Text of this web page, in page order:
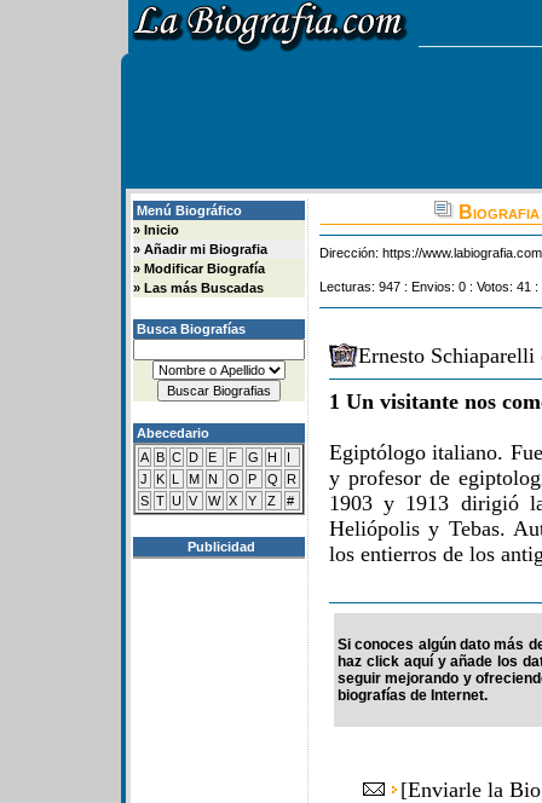
Menú Biográfico
» Inicio
» Añadir mi Biografia
» Modificar Biografía
» Las más Buscadas
Busca Biografías
Abecedario
A B C D E F G H
I
J
K L M N O P Q
R
S T U V W X Y Z #
Publicidad
Dirección: https://
Lecturas: 947 : Envios: 0 : Votos: 41
Ernesto
1 Un visitante nos
Egiptólogo italiano.
y profesor de
1903 y 1913 dirigió
Heliópolis y Tebas.
los entierros de los
Si conoces algún dato más
haz click aquí y añade los
seguir mejorando y
biografías de Internet.
[Enviarle la